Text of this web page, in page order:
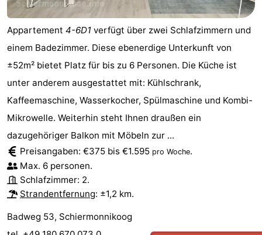
Wattwandern
-
Sportangeln
Seehunden
Essen
und
trinken
Veranstaltungen
Praktisch
Forum
Route
-
Appartement 4-6D1 verfügt über zwei Schlafzimmern und
einem Badezimmer. Diese ebenerdige Unterkunft von
±52m² bietet Platz für bis zu 6 Personen. Die Küche ist
unter anderem ausgestattet mit: Kühlschrank,
Kaffeemaschine, Wasserkocher, Spülmaschine und Kombi-
Mikrowelle. Weiterhin steht Ihnen draußen ein
dazugehöriger Balkon mit Möbeln zur ...
Preisangaben: €375 bis €1.595 pro Woche.
Max. 6 personen.
Schlafzimmer: 2.
Strandentfernung: ±1,2 km.
Badweg 53, Schiermonnikoog